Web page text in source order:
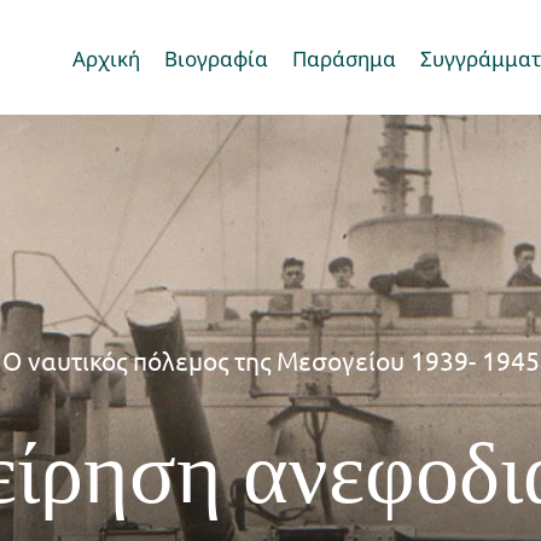
Αρχική Βιογραφία Παράσημα
Ο ναυτικός πόλεμος της Μεσογείου 1939- 1945